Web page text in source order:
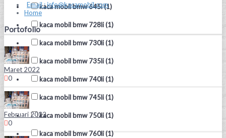
kaca mobil bmw 645i (1)
kaca mobil bmw 728li (1)
kaca mobil bmw 730li (1)
kaca mobil bmw 735li (1)
kaca mobil bmw 740li (1)
kaca mobil bmw 745li (1)
kaca mobil bmw 750li (1)
kaca mobil bmw 760li (1)
Email : info@kacamobil.com
Home
Portofolio
Maret 2022
0
Februari 2022
0